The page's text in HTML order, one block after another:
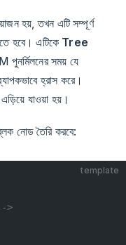
হয়, তখন এটি সম্পূর্ণ
হবে। এটিকে Tree
পুনর্মিলনের সময় যে
হ্রাস করে।
যাওয়া হয়।
নোড তৈরি করবে:
template
>